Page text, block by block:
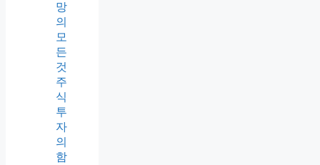
망
의
모
든
것
주
식
투
자
의
함